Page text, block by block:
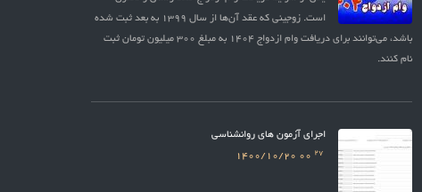
است. زوجینی که عقد آن‌ها از سال 1399 به بعد ثبت شده
باشد، می‌توانند برای دریافت وام ازدواج 1404 به مبلغ 300 میلیون تومان ثبت
نام کنند.
اجرای آزمون های روانشناسی
27
1400/10/20